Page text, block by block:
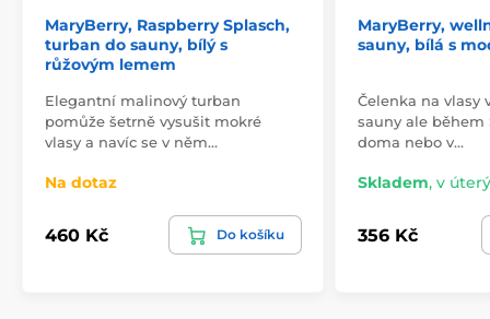
MaryBerry, Raspberry Splasch,
turban do sauny, bílý s
růžovým lemem
Elegantní malinový turban
pomůže šetrně vysušit mokré
vlasy a navíc se v něm…
Na dotaz
460 Kč Do košíku
MaryBerry,
sauny, bílá s
Čelenka na vlasy
sauny ale během
doma nebo v…
Skladem, v úterý
356 Kč